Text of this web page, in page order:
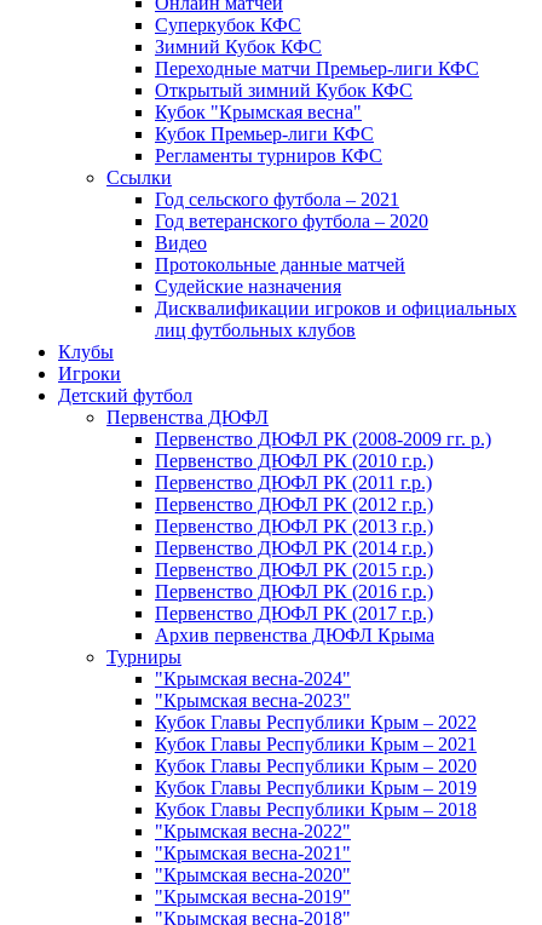
Суперкубок КФС
Зимний Кубок КФС
Переходные матчи Премьер-лиги КФС
Открытый зимний Кубок КФС
Кубок "Крымская весна"
Кубок Премьер-лиги КФС
Регламенты турниров КФС
Ссылки
Год сельского футбола – 2021
Год ветеранского футбола – 2020
Видео
Протокольные данные матчей
Судейские назначения
Дисквалификации игроков и официальных
лиц футбольных клубов
Клубы
Игроки
Детский футбол
Первенства ДЮФЛ
Первенство ДЮФЛ РК (2008-2009 гг. р.)
Первенство ДЮФЛ РК (2010 г.р.)
Первенство ДЮФЛ РК (2011 г.р.)
Первенство ДЮФЛ РК (2012 г.р.)
Первенство ДЮФЛ РК (2013 г.р.)
Первенство ДЮФЛ РК (2014 г.р.)
Первенство ДЮФЛ РК (2015 г.р.)
Первенство ДЮФЛ РК (2016 г.р.)
Первенство ДЮФЛ РК (2017 г.р.)
Архив первенства ДЮФЛ Крыма
Турниры
"Крымская весна-2024"
"Крымская весна-2023"
Кубок Главы Республики Крым – 2022
Кубок Главы Республики Крым – 2021
Кубок Главы Республики Крым – 2020
Кубок Главы Республики Крым – 2019
Кубок Главы Республики Крым – 2018
"Крымская весна-2022"
"Крымская весна-2021"
"Крымская весна-2020"
"Крымская весна-2019"
"Крымская весна-2018"